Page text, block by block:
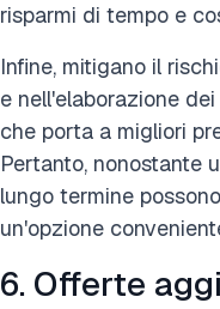
risparmi di tempo e
Infine, mitigano il
e nell'elaborazione
che porta a migliori
Pertanto, nonostante
lungo termine
un'opzione
6. Offerte